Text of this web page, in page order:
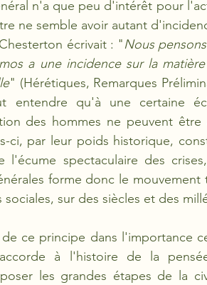
n'a que peu d'intérêt pour
ne semble avoir autant
écrivait : "Nous
a une incidence sur la
" (Hérétiques, Remarques
entendre qu'à une certaine
des hommes ne peuvent
ci, par leur poids historique,
spectaculaire des
forme donc le
sur des siècles et des
ce principe dans l'importance
à l'histoire de la
les grandes étapes de la